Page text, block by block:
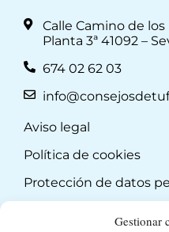
Gestionar
Calle Camino de
Planta 3ª 41092 –
674 02 62 03
Aviso legal
Política de cookies
Protección de datos